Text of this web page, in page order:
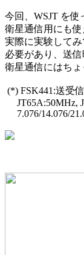
今回、WSJT を
衛星通信用にも
実際に実験して
必要があり、送
衛星通信にはち
(*) FSK441:送受
7.076/